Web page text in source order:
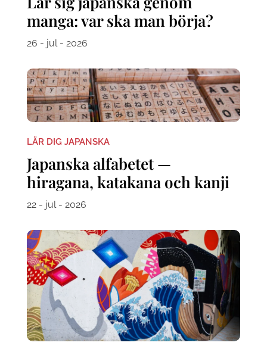
manga: var ska man börja?
26 - jul - 2026
LÄR DIG JAPANSKA
Japanska alfabetet —
hiragana, katakana och kanji
22 - jul - 2026